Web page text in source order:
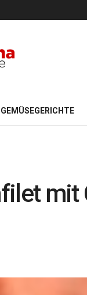
GEMÜSEGERICHTE
mit